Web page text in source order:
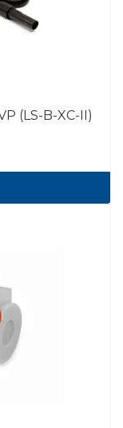
(LS-B-XC-II)